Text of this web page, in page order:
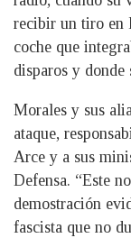
recibir un tiro en
coche que
disparos y
Morales y sus
ataque,
Arce y a sus
Defensa. “Este
demostración
fascista que no